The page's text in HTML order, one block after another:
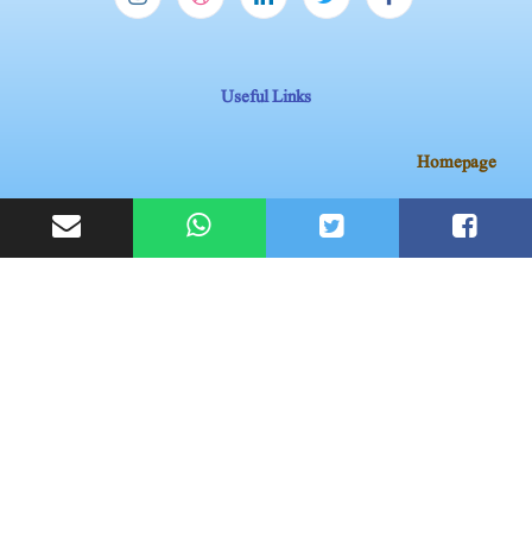
Useful Links
Homepage
Blog
My account